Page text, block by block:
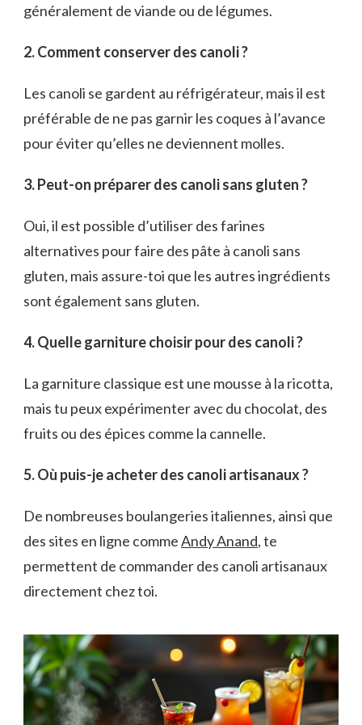
généralement de viande ou de légumes.
2. Comment conserver des canoli ?
Les canoli se gardent au réfrigérateur, mais il est
préférable de ne pas garnir les coques à l’avance
pour éviter qu’elles ne deviennent molles.
3. Peut-on préparer des canoli sans gluten ?
Oui, il est possible d’utiliser des farines
alternatives pour faire des pâte à canoli sans
gluten, mais assure-toi que les autres ingrédients
sont également sans gluten.
4. Quelle garniture choisir pour des canoli ?
La garniture classique est une mousse à la ricotta,
mais tu peux expérimenter avec du chocolat, des
fruits ou des épices comme la cannelle.
5. Où puis-je acheter des canoli artisanaux ?
De nombreuses boulangeries italiennes, ainsi que
des sites en ligne commeAndy Anand, te
permettent de commander des canoli artisanaux
directement chez toi.